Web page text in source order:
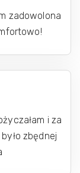
zadowolona
i za
zbędnej